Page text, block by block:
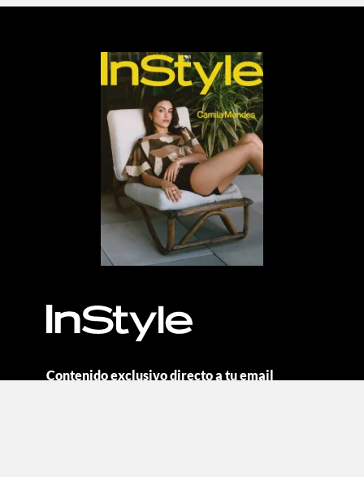
Contenido exclusivo directo a tu email